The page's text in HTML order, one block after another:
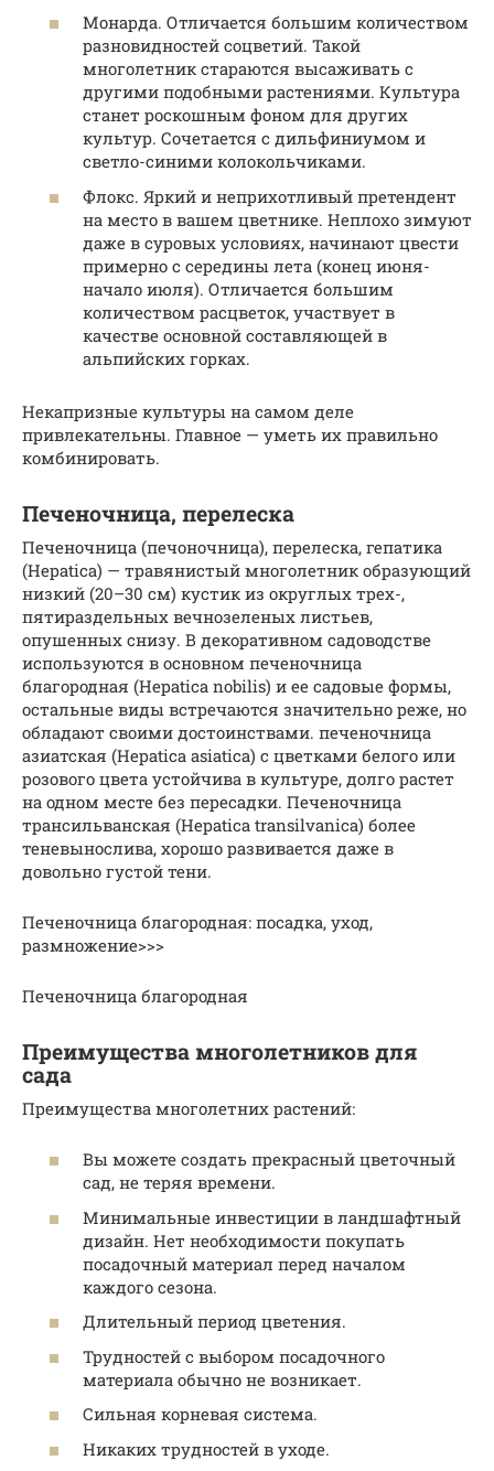
Монарда. Отличается большим количеством
разновидностей соцветий. Такой
многолетник стараются высаживать с
другими подобными растениями. Культура
станет роскошным фоном для других
культур. Сочетается с дильфиниумом и
светло-синими колокольчиками.
Флокс. Яркий и неприхотливый претендент
на место в вашем цветнике. Неплохо зимуют
даже в суровых условиях, начинают цвести
примерно с середины лета (конец июня-
начало июля). Отличается большим
количеством расцветок, участвует в
качестве основной составляющей в
альпийских горках.
Некапризные культуры на самом деле
привлекательны. Главное — уметь их правильно
комбинировать.
Печеночница, перелеска
Печеночница (печоночница), перелеска, гепатика
(Hepatica) — травянистый многолетник образующий
низкий (20–30 см) кустик из округлых трех-,
пятираздельных вечнозеленых листьев,
опушенных снизу. В декоративном садоводстве
используются в основном печеночница
благородная (Hepatica nobilis) и ее садовые формы,
остальные виды встречаются значительно реже, но
обладают своими достоинствами. печеночница
азиатская (Hepatica asiatica) с цветками белого или
розового цвета устойчива в культуре, долго растет
на одном месте без пересадки. Печеночница
трансильванская (Hepatica transilvanica) более
теневынослива, хорошо развивается даже в
довольно густой тени.
Печеночница благородная: посадка, уход,
размножение>>>
Печеночница благородная
Преимущества многолетников для
сада
Преимущества многолетних растений:
Вы можете создать прекрасный цветочный
сад, не теряя времени.
Минимальные инвестиции в ландшафтный
дизайн. Нет необходимости покупать
посадочный материал перед началом
каждого сезона.
Длительный период цветения.
Трудностей с выбором посадочного
материала обычно не возникает.
Сильная корневая система.
Никаких трудностей в уходе.